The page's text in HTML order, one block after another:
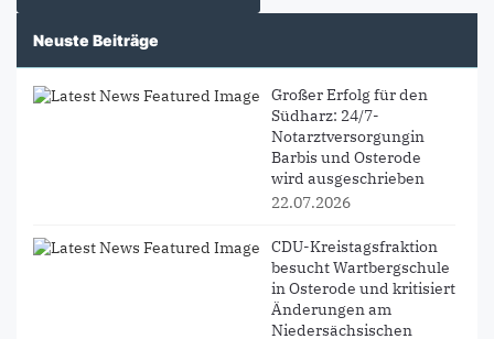
Neuste Beiträge
Großer Erfolg für den
Südharz: 24/7-
Notarztversorgungin
Barbis und Osterode
wird ausgeschrieben
22.07.2026
CDU-Kreistagsfraktion
besucht Wartbergschule
in Osterode und kritisiert
Änderungen am
Niedersächsischen